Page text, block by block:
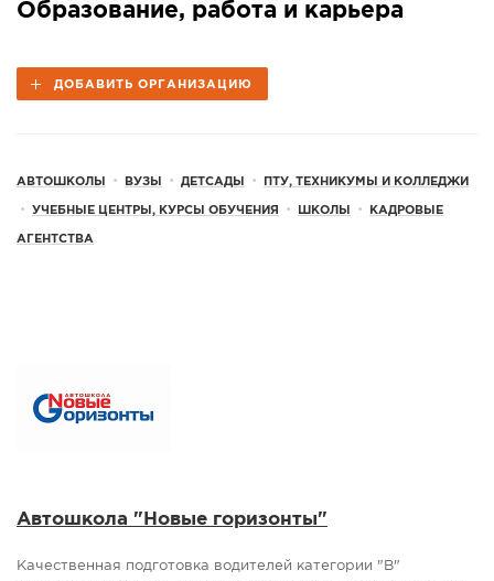
НОВОСТИ
ОБЪЯВЛЕНИЯ
СПРАВКА
ФОТО
Образование, работа и карьера
ДОБАВИТЬ ОРГАНИЗАЦИЮ
АВТОШКОЛЫ • ВУЗЫ • ДЕТСАДЫ • ПТУ, ТЕХНИКУМЫ И КОЛЛЕДЖИ
• УЧЕБНЫЕ ЦЕНТРЫ, КУРСЫ ОБУЧЕНИЯ • ШКОЛЫ • КАДРОВЫЕ
АГЕНТСТВА
Автошкола "Новые горизонты"
Качественная подготовка водителей категории "В"